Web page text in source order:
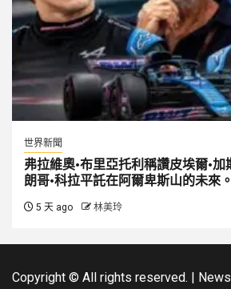
世界新聞
弗拉維奧·布里亞托利稱讚皮埃爾·
朗哥·科拉平託在阿爾卑斯山的未來。
5 天 ago 林美玲
Copyright © All rights reserved. |